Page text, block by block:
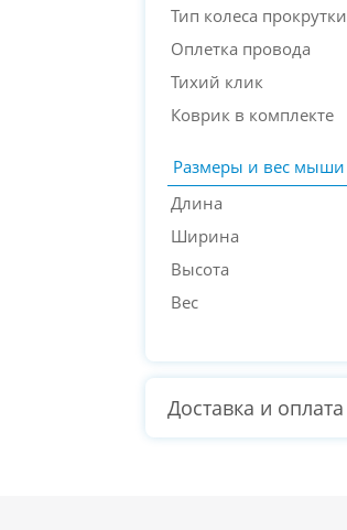
Тип колеса прокрутки
Оплетка провода
Тихий клик
Коврик в комплекте
Размеры и вес мыши
Длина
Ширина
Высота
Вес
Доставка и оплата